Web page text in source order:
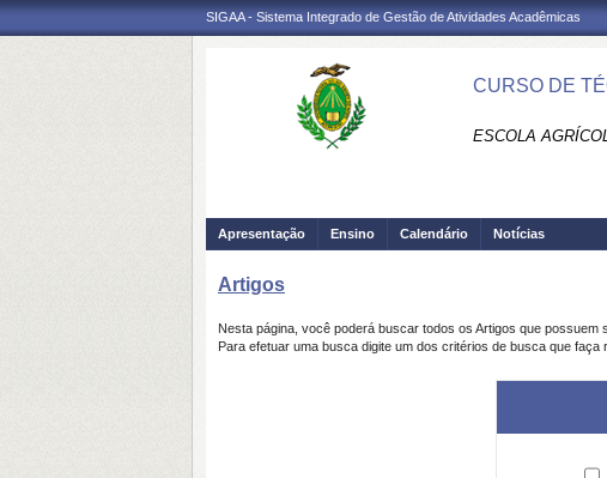
SIGAA - Sistema Integrado de Gestão de Atividades Acadêmicas
CURSO DE
ESCOLA
Apresentação Ensino Calendário Notícias
Artigos
Nesta página, você poderá buscar todos os Artigos que possuem
Para efetuar uma busca digite um dos critérios de busca que faça